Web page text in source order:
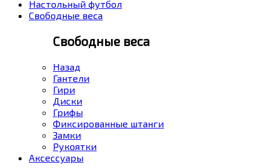
Настольный футбол
Свободные веса
Свободные веса
Назад
Гантели
Гири
Диски
Грифы
Фиксированные штанги
Замки
Рукоятки
Аксессуары